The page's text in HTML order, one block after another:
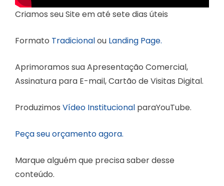
Criamos seu Site em até sete dias úteis
Formato Tradicionalou Landing Page.
Aprimoramos sua Apresentação Comercial,
Assinatura para E-mail, Cartão de Visitas Digital.
Produzimos Vídeo Institucional paraYouTube.
Peça seu orçamento agora.
Marque alguém que precisa saber desse
conteúdo.